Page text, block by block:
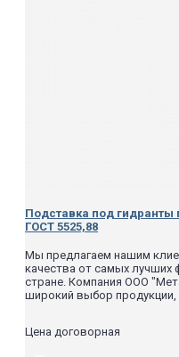
Подставка под
ГОСТ 5525,88
Мы предлагаем нашим
качества от самых лучших
стране. Компания ООО
широкий выбор
Цена договорная